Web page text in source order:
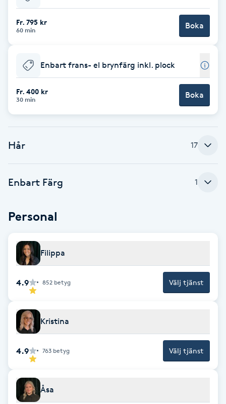
Babylights
Balayage
Barber
Blowout
Bottenfärg
Brynformning
Brynplockning
Bröllopsuppsättning
Celluliter
Coachning
Fr. 795 kr
60 min Boka
Enbart frans- el brynfärg inkl. plock
Fr. 400 kr
30 min Boka
Hår 17
Enbart Färg 1
Personal
Filippa
4.9 852 betyg Välj tjänst
Kristina
4.9 763 betyg Välj tjänst
Åsa